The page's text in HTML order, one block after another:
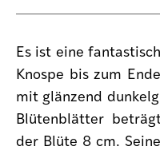
Es ist eine
Knospe bis zum
mit glänzend
Blütenblätter
der Blüte 8 cm.